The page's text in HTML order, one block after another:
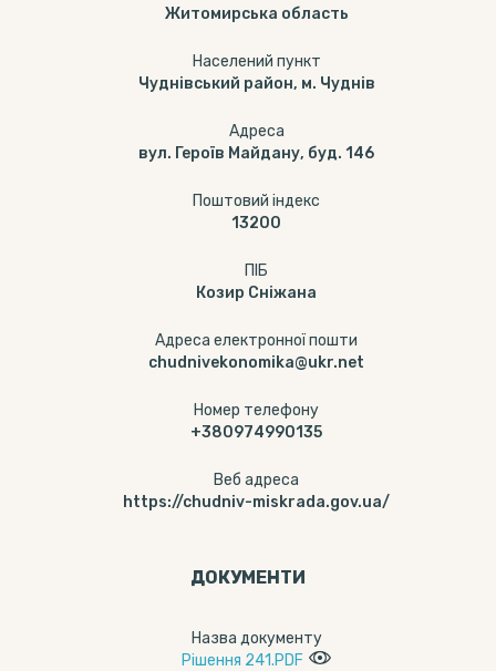
Житомирська область
Населений пункт
Чуднівський район, м. Чуднів
Адреса
вул. Героїв Майдану, буд. 146
Поштовий індекс
13200
ПІБ
Козир Сніжана
Адреса електронної пошти
chudnivekonomika@ukr.net
Номер телефону
+380974990135
Веб адреса
https://chudniv-miskrada.gov.ua/
ДОКУМЕНТИ
Назва документу
Рішення 241.PDF